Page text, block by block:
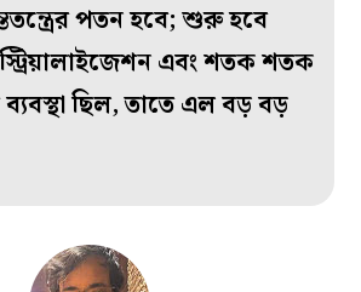
পতন হবে; শুরু হবে
এবং শতক শতক
ছিল, তাতে এল বড় বড়